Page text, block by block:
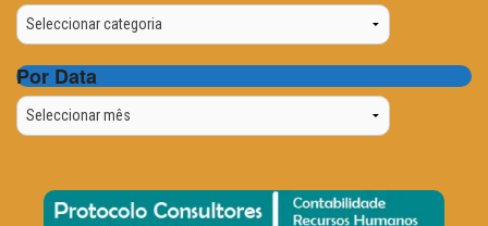
Categorias
Por Data
Por
Data